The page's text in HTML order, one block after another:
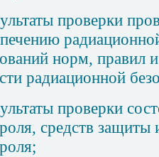
проверки
норм, правил
радиационной
проверки
средств защиты